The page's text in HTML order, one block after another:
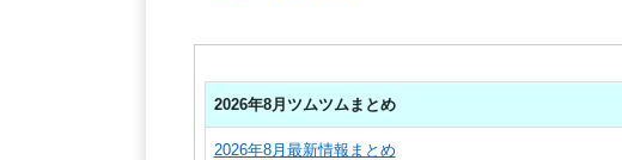
2026年8月ツムツムまとめ
2026年8月最新情報まとめ